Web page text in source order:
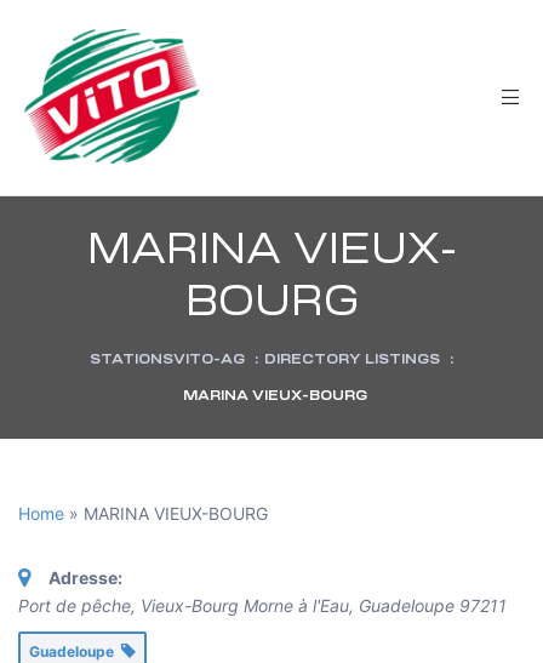
MARINA VIEUX-
BOURG
STATIONSVITO-AG : DIRECTORY LISTINGS :
MARINA VIEUX-BOURG
Home » MARINA VIEUX-BOURG
Adresse:
Port de pêche, Vieux-Bourg Morne à l'Eau, Guadeloupe 97211
Guadeloupe